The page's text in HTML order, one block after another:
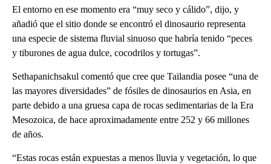
El entorno en ese momento era “muy seco y cálido”, dijo, y
añadió que el sitio donde se encontró el dinosaurio representa
una especie de sistema fluvial sinuoso que habría tenido “peces
y tiburones de agua dulce, cocodrilos y tortugas”.
Sethapanichsakul comentó que cree que Tailandia posee “una de
las mayores diversidades” de fósiles de dinosaurios en Asia, en
parte debido a una gruesa capa de rocas sedimentarias de la Era
Mesozoica, de hace aproximadamente entre 252 y 66 millones
de años.
“Estas rocas están expuestas a menos lluvia y vegetación, lo que